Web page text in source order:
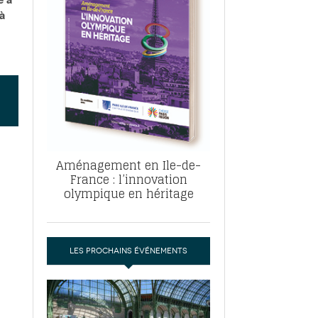
ABF, ZAC : F. Vauglin détaille sa
pour l’urbanisme parisien- 17
de la tech et de la finance
marché de la location de luxe-
Aménagement en Ile-de-
France : l’innovation
olympique en héritage
LES PROCHAINS ÉVÉNEMENTS